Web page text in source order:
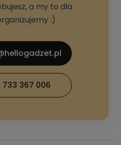
a my to dla
:)
733 367 006